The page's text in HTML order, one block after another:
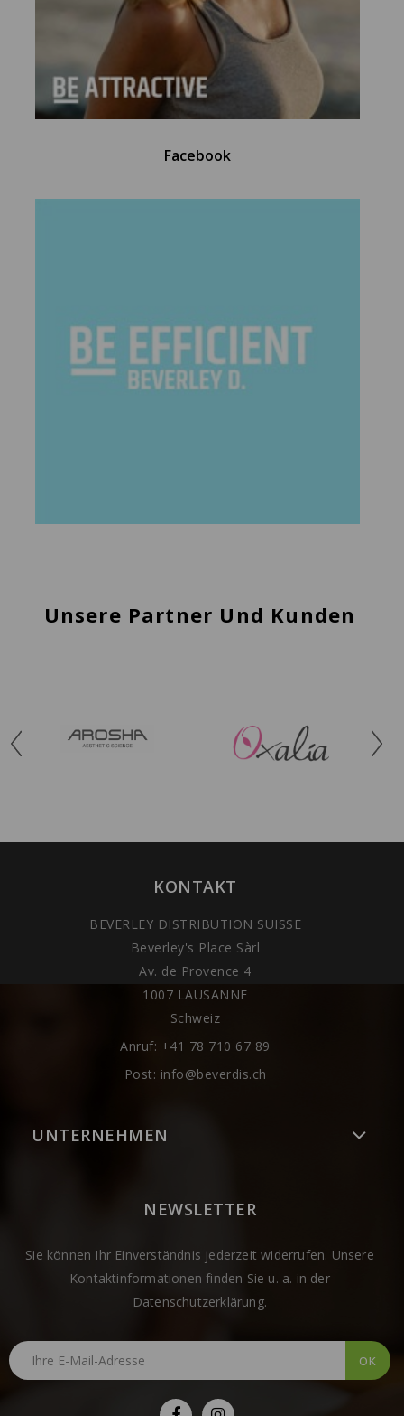
Facebook
Unsere Partner Und Kunden
KONTAKT
BEVERLEY DISTRIBUTION SUISSE
Beverley's Place Sàrl
Av. de Provence 4
1007 LAUSANNE
Schweiz
Anruf: +41 78 710 67 89
Post: info@beverdis.ch
UNTERNEHMEN
NEWSLETTER
Sie können Ihr Einverständnis jederzeit widerrufen. Unsere
Kontaktinformationen finden Sie u. a. in der
Datenschutzerklärung.